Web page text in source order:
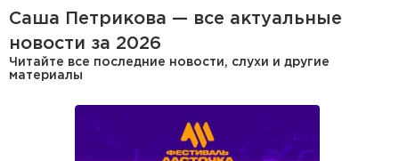
Саша Петрикова — все актуальные
новости за 2026
Читайте все последние новости, слухи и другие
материалы